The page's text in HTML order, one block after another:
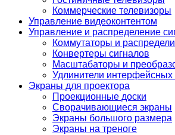
Коммерческие телевизоры
Управление видеоконтентом
Управление и распределение
Коммутаторы и
Конвертеры сигналов
Масштабаторы и
Удлинители интерфейсных
Экраны для проектора
Проекционные доски
Сворачивающиеся экраны
Экраны большого размера
Экраны на треноге